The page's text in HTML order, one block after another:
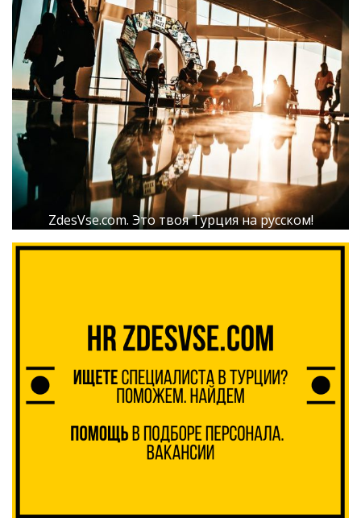
ZdesVse.com. Это твоя Турция на русском!